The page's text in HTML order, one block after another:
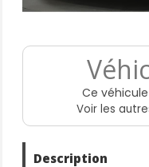
Ce
Voir les
Description